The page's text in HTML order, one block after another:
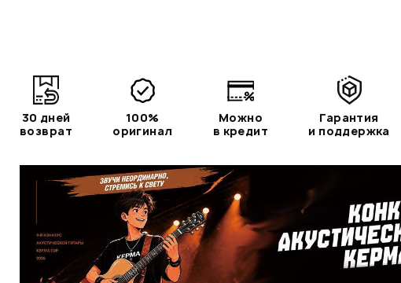
30 дней
возврат
100%
оригинал
Можно
в кредит
Гарантия
и поддержка